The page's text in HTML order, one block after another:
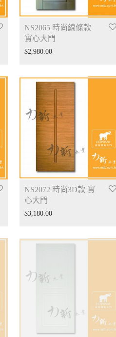
NS2065 時尚線條款
實心大門
$2,980.00
NS2072 時尚3D款 實
心大門
$3,180.00